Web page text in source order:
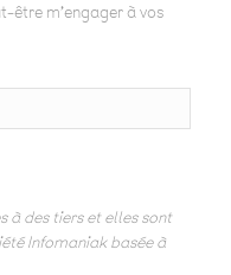
être m'engager à vos
à des tiers et elles sont
Infomaniak basée à